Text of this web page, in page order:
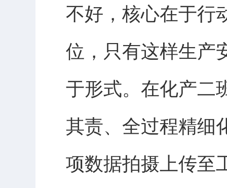
不好，核心在于行
位，只有这样生产
于形式。在化产二
其责、全过程精细
项数据拍摄上传至